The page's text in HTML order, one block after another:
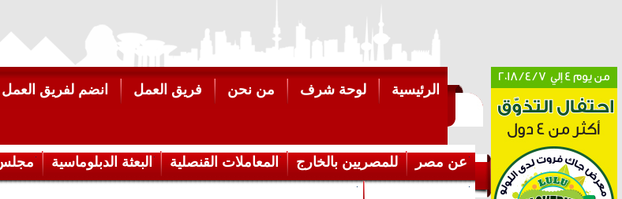
الرئيسية لوحة شرف من نحن فريق العمل انضم لفريق العمل
عن مصر للمصريين بالخارج المعاملات القنصلية البعثة الدبلوماسية مجلس